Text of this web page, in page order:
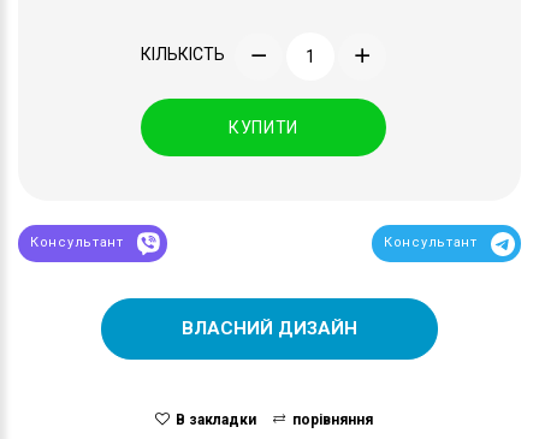
КІЛЬКІСТЬ
КУПИТИ
Консультант Консультант
ВЛАСНИЙ ДИЗАЙН
В закладки порівняння